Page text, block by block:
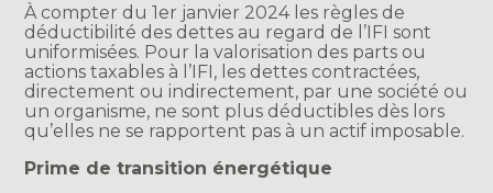
À compter du 1er janvier 2024 les règles de
déductibilité des dettes au regard de l’IFI sont
uniformisées. Pour la valorisation des parts ou
actions taxables à l’IFI, les dettes contractées,
directement ou indirectement, par une société ou
un organisme, ne sont plus déductibles dès lors
qu’elles ne se rapportent pas à un actif imposable.
Prime de transition énergétique